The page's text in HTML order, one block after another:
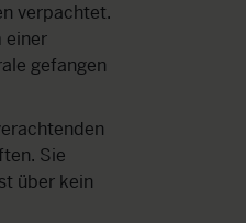
verpachtet.
einer
gefangen
Sie
über kein